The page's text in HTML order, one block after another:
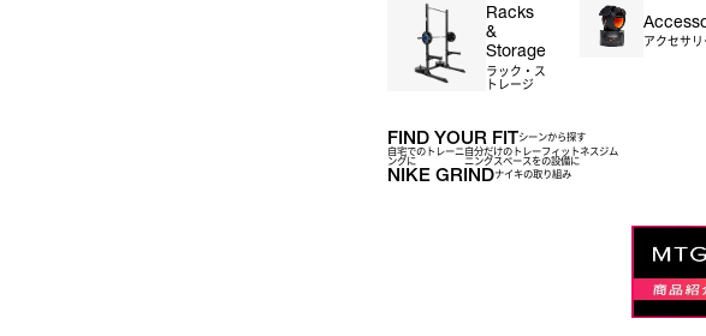
Racks
&
Storage
ラック・ス
トレージ
アクセサリ
FIND YOUR FITシーンから探す
自宅でのトレーニ
ングに
自分だけのトレー
ニングスぺースを
フィットネスジム
の設備に
NIKE GRINDナイキの取り組み
EXCLUSIVE REWARDS
代引き手数料